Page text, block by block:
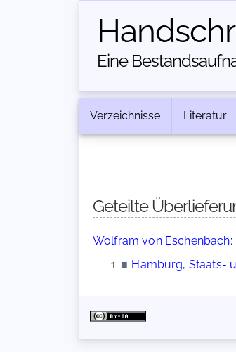
Eine
Verzeichnisse Literatur
Geteilte
Wolfram von Eschenbach:
■ Hamburg, Staats-